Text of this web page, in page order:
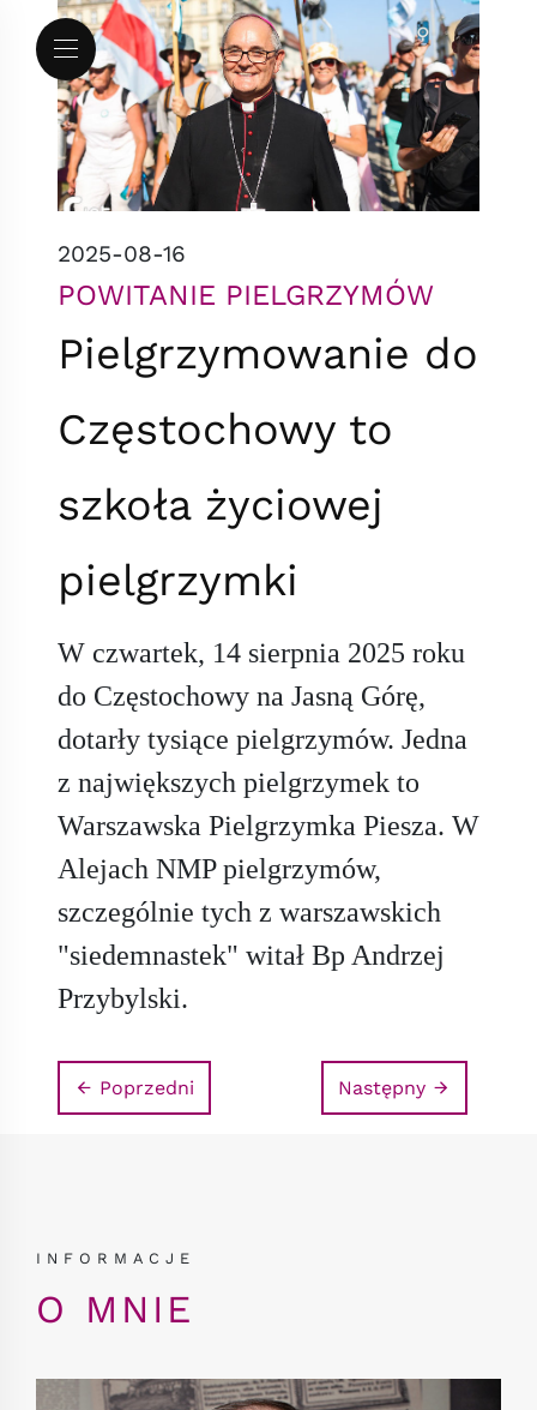
Przejdź do menu
Przejdź do treści
Mapa serwisu
2025-08-16
POWITANIE PIELGRZYMÓW
Pielgrzymowanie do
Częstochowy to
szkoła życiowej
pielgrzymki
W czwartek, 14 sierpnia 2025 roku
do Częstochowy na Jasną Górę,
dotarły tysiące pielgrzymów. Jedna
z największych pielgrzymek to
Warszawska Pielgrzymka Piesza. W
Alejach NMP pielgrzymów,
szczególnie tych z warszawskich
"siedemnastek" witał Bp Andrzej
Przybylski.
Poprzedni Następny
INFORMACJE
O MNIE